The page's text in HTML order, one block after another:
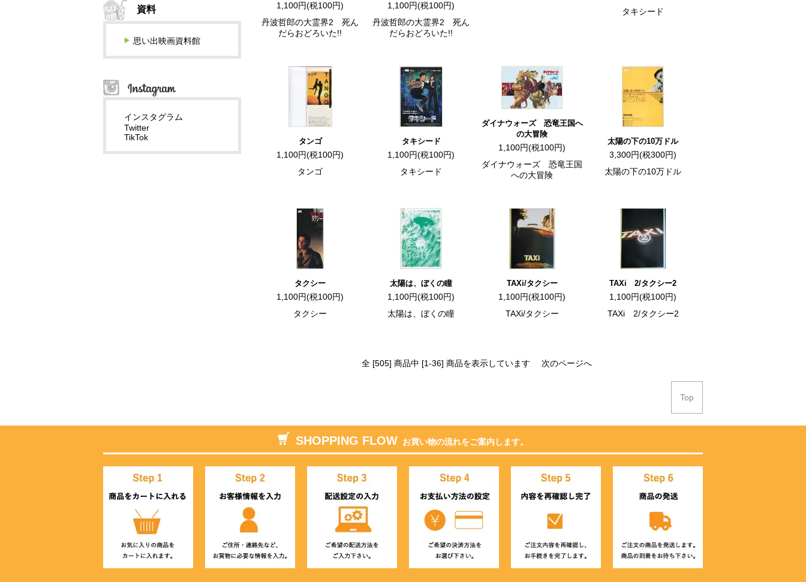
1,100円(税100円)
丹波哲郎の大霊界2 死ん
だらおどろいた!!
1,100円(税100円)
丹波哲郎の大霊界2 死ん
だらおどろいた!!
タキシード
タンゴ
1,100円(税100円)
タンゴ
タキシード
1,100円(税100円)
タキシード
ダイナウォーズ 恐竜王国へ
の大冒険
1,100円(税100円)
ダイナウォーズ 恐竜王国
への大冒険
太陽の下の10万ドル
3,300円(税300円)
太陽の下の10万ドル
タクシー
1,100円(税100円)
タクシー
太陽は、ぼくの瞳
1,100円(税100円)
太陽は、ぼくの瞳
TAXi/タクシー
1,100円(税100円)
TAXi/タクシー
TAXi 2/タクシー2
1,100円(税100円)
TAXi 2/タクシー2
全 [505] 商品中 [1-36] 商品を表示しています 次のページへ
資料
思い出映画資料館
インスタグラム
Twitter
TikTok
Top
SHOPPING FLOW お買い物の流れをご案内します。